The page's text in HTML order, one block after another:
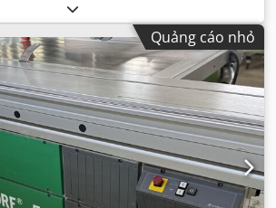
Quảng cáo nhỏ